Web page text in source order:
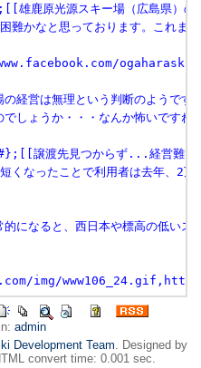
雄鹿原光源スキー場（広島
難かなと思っております。これま
経営は無理という判断のようです
しょうか・・・なんか怖いですね
見つからず...経営難でスキー場閉鎖
くなったことで利用者は去年、2
になると、西日本や標高の低い
img/
admin
Development Team. Designed by
convert time: 0.001 sec.